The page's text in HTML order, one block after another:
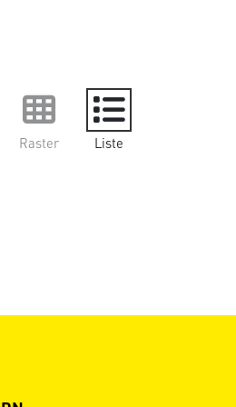
Raster Liste